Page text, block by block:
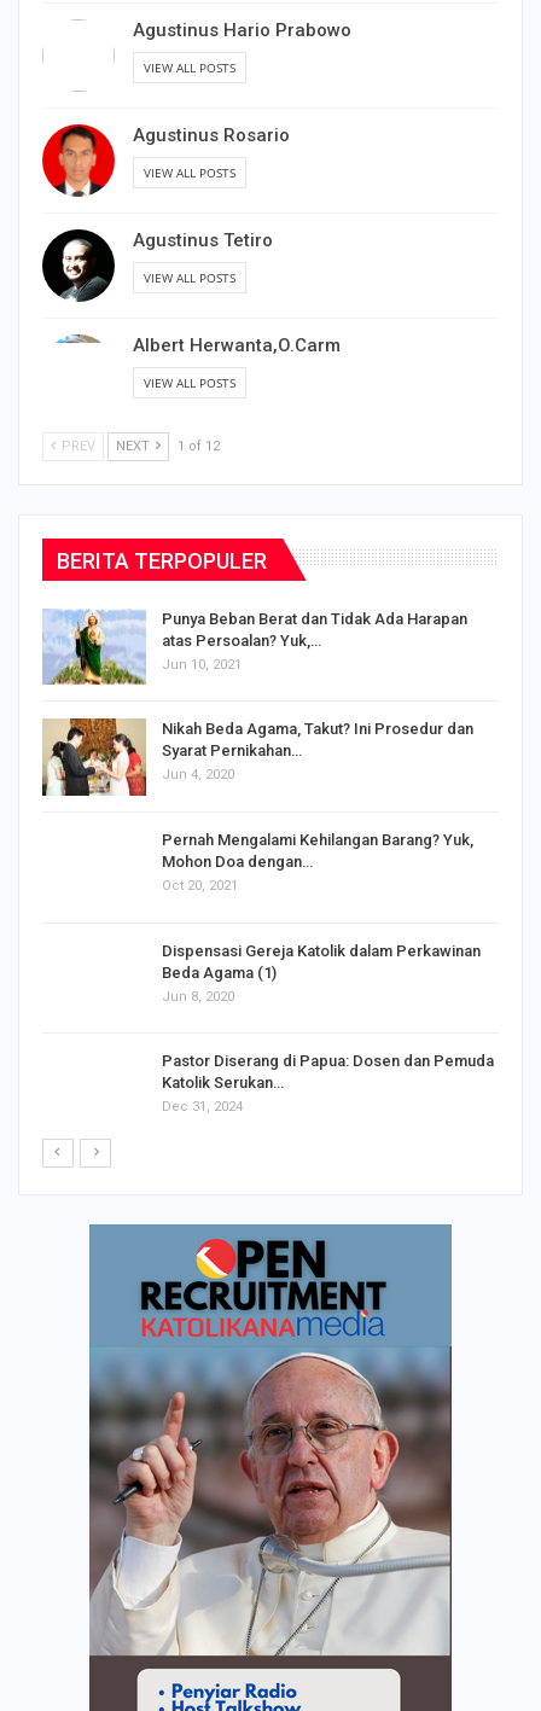
Agustinus Hario Prabowo
VIEW ALL POSTS
Agustinus Rosario
VIEW ALL POSTS
Agustinus Tetiro
VIEW ALL POSTS
Albert Herwanta,O.Carm
VIEW ALL POSTS
PREV NEXT 1 of 12
BERITA TERPOPULER
Punya Beban Berat dan Tidak Ada Harapan
atas Persoalan? Yuk,…
Jun 10, 2021
Nikah Beda Agama, Takut? Ini Prosedur dan
Syarat Pernikahan…
Jun 4, 2020
Pernah Mengalami Kehilangan Barang? Yuk,
Mohon Doa dengan…
Oct 20, 2021
Dispensasi Gereja Katolik dalam Perkawinan
Beda Agama (1)
Jun 8, 2020
Pastor Diserang di Papua: Dosen dan Pemuda
Katolik Serukan…
Dec 31, 2024